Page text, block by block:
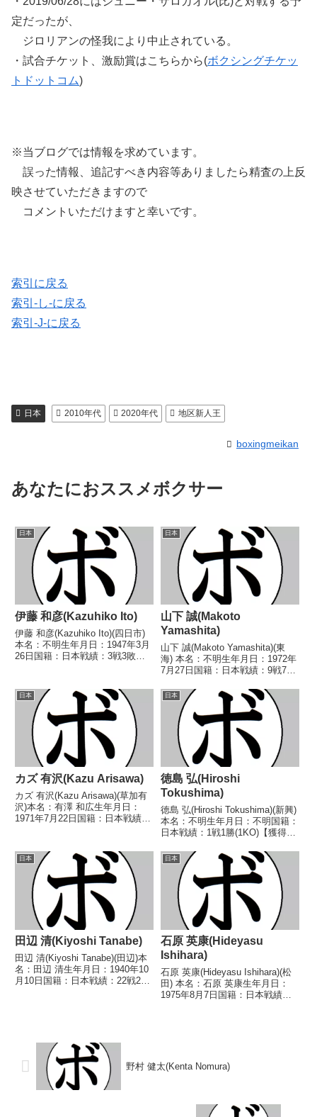
定だったが、
ジロリアンの怪我により中止されている。
・試合チケット、激励賞はこちらから(ボクシングチケッ
トドットコム)
※当ブログでは情報を求めています。
誤った情報、追記すべき内容等ありましたら精査の上反
映させていただきますので
コメントいただけますと幸いです。
索引に戻る
索引-し-に戻る
索引-J-に戻る
日本 2010年代 2020年代 地区新人王
boxingmeikan
あなたにおススメボクサー
日本
伊藤 和彦(Kazuhiko Ito)
伊藤 和彦(Kazuhiko Ito)(四日市)
本名：不明生年月日：1947年3月
26日国籍：日本戦績：3戦3敗
明) 三津山 立直(串田)■1970年度
中日本スーパーフェ...
日本
山下 誠(Makoto
Yamashita)
山下 誠(Makoto Yamashita)(東
海) 本名：不明生年月日：1972年
7月27日国籍：日本戦績：9戦7勝
年度中日本フェザー級新人
王 【戦歴】1991/03/23
○2RKO 平 秀典(平...
日本
カズ 有沢(Kazu Arisawa)
カズ 有沢(Kazu Arisawa)(草加有
沢)本名：有澤 和広生年月日：
1971年7月22日国籍：日本戦績：
フェザー級優勝(アマチュア)【戦
歴】1993/01/11...
日本
徳島 弘(Hiroshi
Tokushima)
徳島 弘(Hiroshi Tokushima)(新興)
本名：不明生年月日：不明国籍：
日本戦績：1戦1勝(1KO)【獲得タ
1948/09/18 ○2RKO 瀧澤 五郎
(新興)【補足情報】・戦績/戦歴は
判明済みのもののみ記載...
日本
田辺 清(Kiyoshi Tanabe)
田辺 清(Kiyoshi Tanabe)(田辺)本
名：田辺 清生年月日：1940年10
月10日国籍：日本戦績：22戦21
日本
石原 英康(Hideyasu
Ishihara)
石原 英康(Hideyasu Ishihara)(松
田) 本名：石原 英康生年月日：
1975年8月7日国籍：日本戦績：
野村 健太(Kenta Nomura)